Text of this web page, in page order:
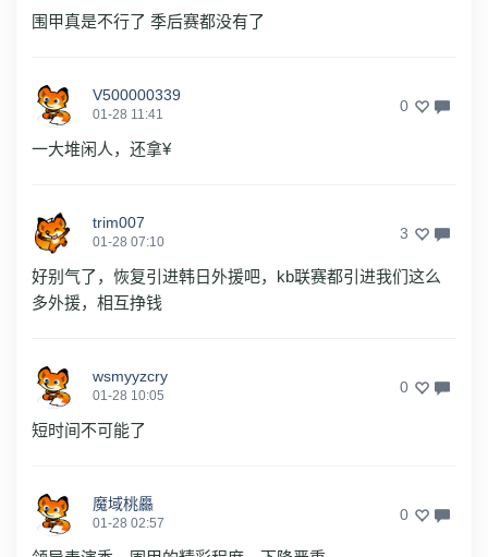
围甲真是不行了 季后赛都没有了
V500000339
01-28 11:41 0
一大堆闲人，还拿¥
trim007
01-28 07:10 3
好别气了，恢复引进韩日外援吧，kb联赛都引进我们这么
多外援，相互挣钱
wsmyyzcry
01-28 10:05 0
短时间不可能了
魔域桃厵
01-28 02:57 0